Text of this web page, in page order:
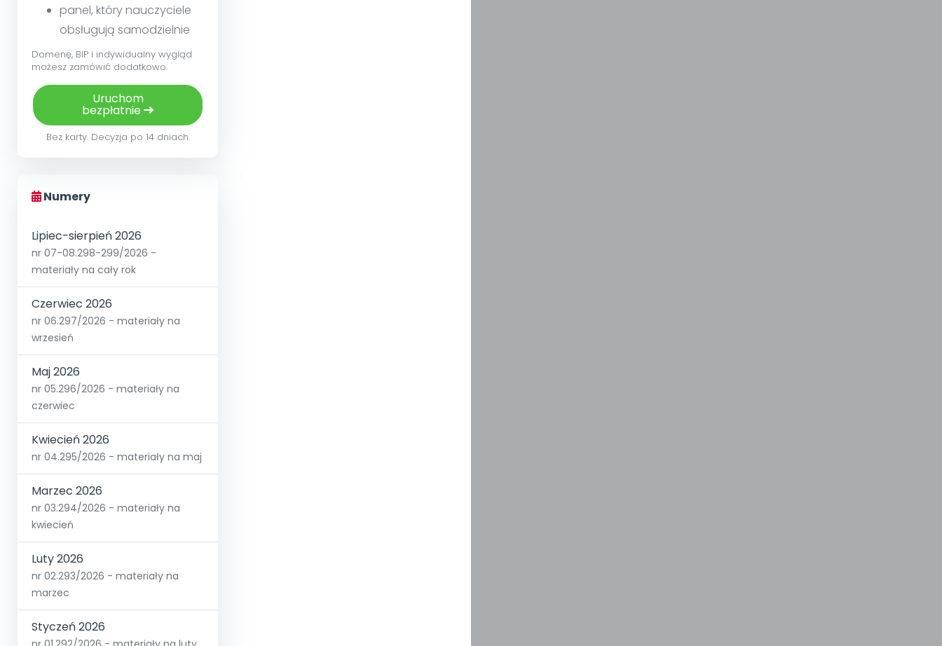
panel, który nauczyciele
obsługują samodzielnie
Domenę, BIP i indywidualny wygląd
możesz zamówić dodatkowo.
Uruchom
bezpłatnie
Bez karty. Decyzja po 14 dniach.
Numery
Lipiec-sierpień 2026
nr 07-08.298-299/2026 -
materiały na cały rok
Czerwiec 2026
nr 06.297/2026 - materiały na
wrzesień
Maj 2026
nr 05.296/2026 - materiały na
czerwiec
Kwiecień 2026
nr 04.295/2026 - materiały na maj
Marzec 2026
nr 03.294/2026 - materiały na
kwiecień
Luty 2026
nr 02.293/2026 - materiały na
marzec
Styczeń 2026